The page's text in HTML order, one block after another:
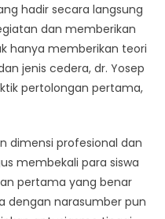
hadir secara langsung
dan memberikan
hanya memberikan teori
jenis cedera, dr. Yosep
pertolongan pertama,
dimensi profesional dan
membekali para siswa
pertama yang benar
dengan narasumber pun